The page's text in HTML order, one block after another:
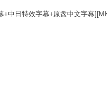
+中日特效字幕+原盘中文字幕